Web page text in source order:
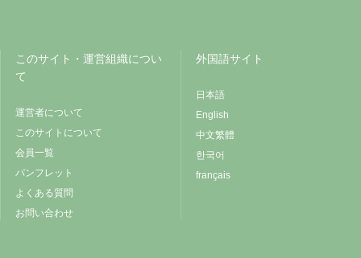
このサイト・運営組織につい
て
運営者について
このサイトについて
会員一覧
パンフレット
よくある質問
お問い合わせ
外国語サイト
日本語
English
中文繁體
한국어
français